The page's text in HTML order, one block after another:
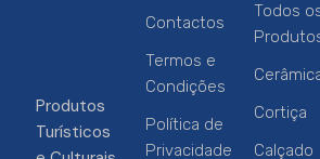
Produtos
Turísticos
Contactos
Termos e
Condições
Política de
Privacidade
Todos
Cortiça
Calçado